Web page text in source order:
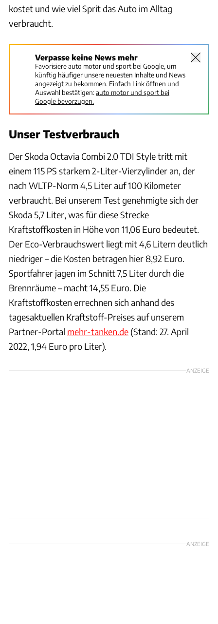
kostet und wie viel Sprit das Auto im Alltag
verbraucht.
Verpasse keine News mehr
Favorisiere auto motor und sport bei Google, um
künftig häufiger unsere neuesten Inhalte und News
angezeigt zu bekommen. Einfach Link öffnen und
Auswahl bestätigen:auto motor und sport bei
Google bevorzugen.
Unser Testverbrauch
Der Skoda Octavia Combi 2.0 TDI Style tritt mit
einem 115 PS starkem 2-Liter-Vierzylinder an, der
nach WLTP-Norm 4,5 Liter auf 100 Kilometer
verbraucht. Bei unserem Test genehmigte sich der
Skoda 5,7 Liter, was für diese Strecke
Kraftstoffkosten in Höhe von 11,06 Euro bedeutet.
Der Eco-Verbrauchswert liegt mit 4,6 Litern deutlich
niedriger – die Kosten betragen hier 8,92 Euro.
Sportfahrer jagen im Schnitt 7,5 Liter durch die
Brennräume – macht 14,55 Euro. Die
Kraftstoffkosten errechnen sich anhand des
tagesaktuellen Kraftstoff-Preises auf unserem
Partner-Portal mehr-tanken.de (Stand: 27. April
2022, 1,94 Euro pro Liter).
ANZEIGE
ANZEIGE